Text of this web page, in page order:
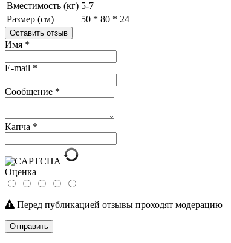
Вместимость (кг) 5-7
Размер (см)
50 * 80 * 24
Оставить отзыв
Имя *
E-mail *
Сообщение *
Капча *
Оценка
Перед публикацией отзывы проходят модерацию
Отправить